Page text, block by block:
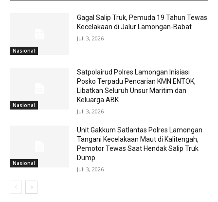
Nasional
Gagal Salip Truk, Pemuda 19 Tahun Tewas
Kecelakaan di Jalur Lamongan-Babat
Juli 3, 2026
Nasional
Satpolairud Polres Lamongan Inisiasi
Posko Terpadu Pencarian KMN ENTOK,
Libatkan Seluruh Unsur Maritim dan
Keluarga ABK
Juli 3, 2026
Nasional
Unit Gakkum Satlantas Polres Lamongan
Tangani Kecelakaan Maut di Kalitengah,
Pemotor Tewas Saat Hendak Salip Truk
Dump
Juli 3, 2026